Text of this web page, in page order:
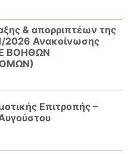
& απορριπτέων της
2026 Ανακοίνωσης
ΒΟΗΘΩΝ
Επιτροπής –